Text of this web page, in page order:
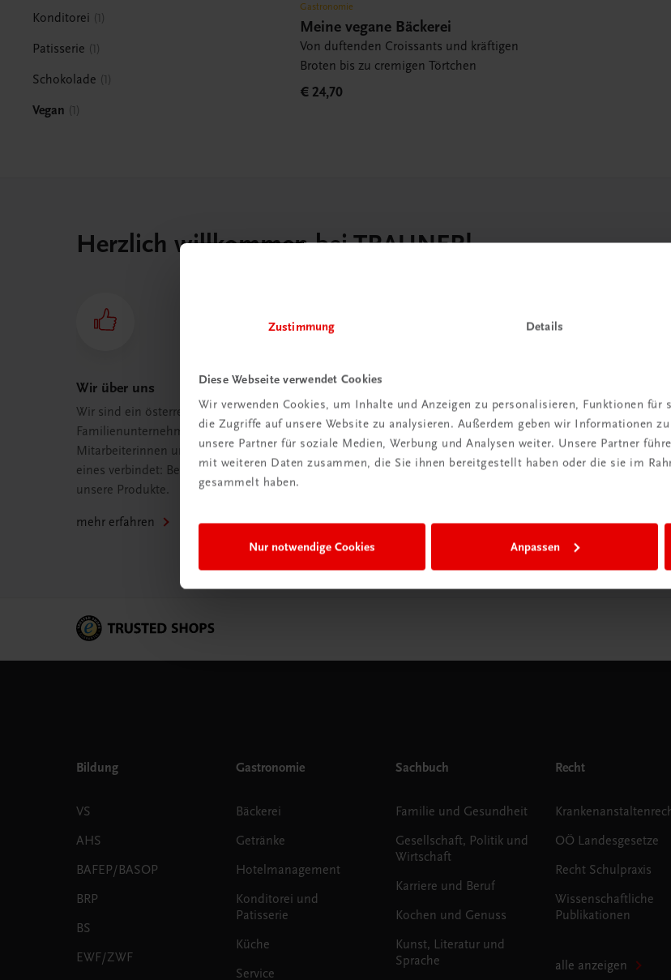
Zustimmung Details
Diese Webseite verwendet Cookies
Wir verwenden Cookies, um Inhalte und Anzeigen zu personalisieren, Funktionen für
die Zugriffe auf unsere Website zu analysieren. Außerdem geben wir Informationen
unsere Partner für soziale Medien, Werbung und Analysen weiter. Unsere Partner
mit weiteren Daten zusammen, die Sie ihnen bereitgestellt haben oder die sie im
gesammelt haben.
Nur notwendige Cookies Anpassen
Konditorei 1
Patisserie 1
Schokolade 1
Vegan 1
Gastronomie
Meine vegane Bäckerei
Von duftenden Croissants und kräftigen
Broten bis zu cremigen Törtchen
€ 24,70
Herzlich willkommen bei TRAUNER!
Wir über uns
Wir sind ein österreichisches
Familienunternehmen mit 75
Mitarbeiterinnen und Mitarbeitern, die
eines verbindet: Begeisterung für
unsere Produkte.
mehr erfahren
TRAUNER Verlag + Buchservice GmbH
Köglstraße 14 | 4020 Linz
Österreich/Austria
Tel.:+43 732 778241
mehr erfahren
Bildung
VS
AHS
BAFEP/BASOP
BRP
BS
EWF/ZWF
Gastronomie
Bäckerei
Getränke
Hotelmanagement
Konditorei und
Patisserie
Küche
Service
Sachbuch
Familie und Gesundheit
Gesellschaft, Politik und
Wirtschaft
Karriere und Beruf
Kochen und Genuss
Kunst, Literatur und
Sprache
Recht
OÖ Landesgesetze
Recht Schulpraxis
Wissenschaftliche
Publikationen
alle anzeigen